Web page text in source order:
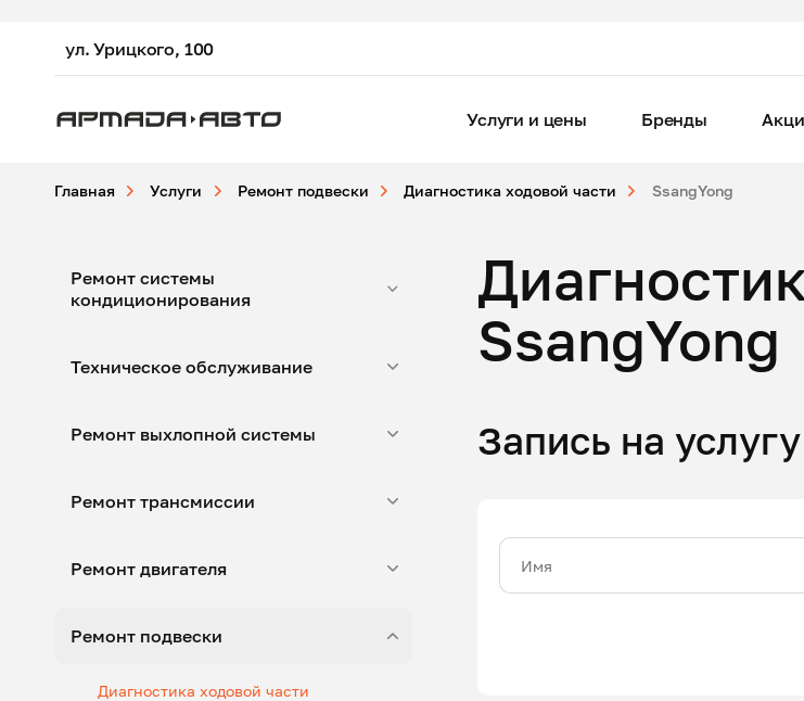
ул. Урицкого, 100
Услуги и цены Бренды
Главная Услуги Ремонт подвески Диагностика ходовой части SsangYong
Ремонт системы
кондиционирования
Техническое обслуживание
Ремонт выхлопной системы
Ремонт трансмиссии
Ремонт двигателя
Ремонт подвески
Диагностика ходовой части
SsangYong
Запись на услугу
Имя